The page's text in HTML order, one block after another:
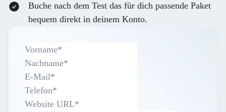
Buche nach dem Test das für dich passende Paket
bequem direkt in deinem Konto.